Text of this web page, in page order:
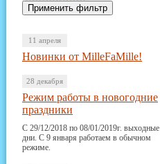
11 апреля
Новинки от MilleFaMille!
28 декабря
Режим работы в новогодние
праздники
С 29/12/2018 по 08/01/2019г. выходные
дни. С 9 января работаем в обычном
режиме.